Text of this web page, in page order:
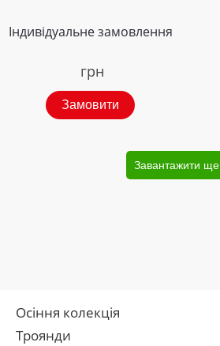
Індивідуальне замовлення
грн
Замовити
Завантажити ще
Осіння колекція
Троянди